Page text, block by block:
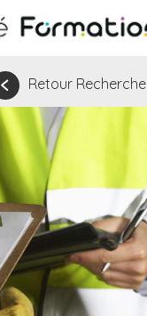
Retour Recherche